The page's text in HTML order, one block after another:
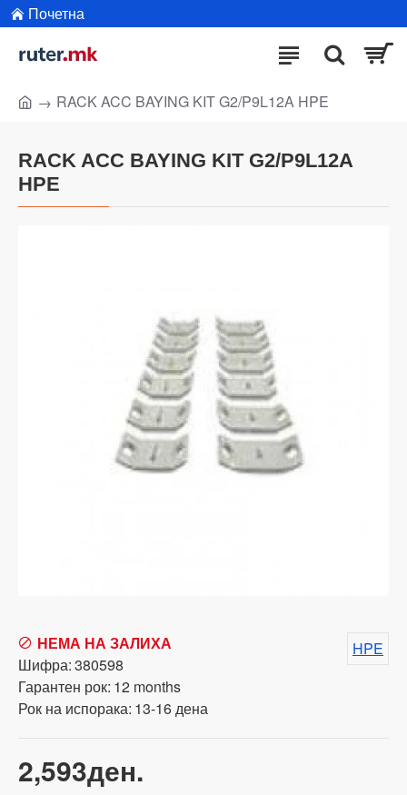
Почетна
RACK ACC BAYING KIT G2/P9L12A HPE
RACK ACC BAYING KIT G2/P9L12A
HPE
2,593ден.
НЕМА НА ЗАЛИХА
Шифра:380598
Гарантен рок: 12 months
Рок на испорака: 13-16 дена
HPE